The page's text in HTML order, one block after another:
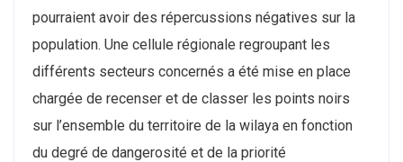
pourraient avoir des répercussions négatives sur la
population. Une cellule régionale regroupant les
différents secteurs concernés a été mise en place
chargée de recenser et de classer les points noirs
sur l’ensemble du territoire de la wilaya en fonction
du degré de dangerosité et de la priorité